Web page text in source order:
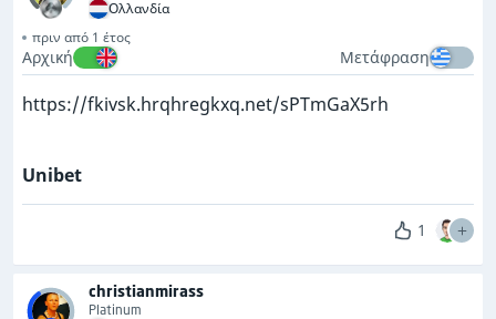
Ολλανδία
πριν από 1 έτος
Αρχική Μετάφραση
https://fkivsk.hrqhregkxq.net/sPTmGaX5rh
Unibet
1
christianmirass
Platinum